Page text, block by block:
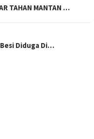
TAHAN MANTAN …
Diduga Di…